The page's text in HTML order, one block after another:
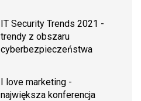
IT Security Trends 2021 -
trendy z obszaru
cyberbezpieczeństwa
I love marketing -
największa konferencja